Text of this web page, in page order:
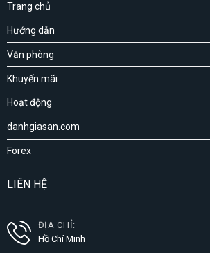
Trang chủ
Hướng dẫn
Văn phòng
Khuyến mãi
Hoạt động
danhgiasan.com
Forex
LIÊN HỆ
ĐỊA CHỈ:
Hồ Chí Minh